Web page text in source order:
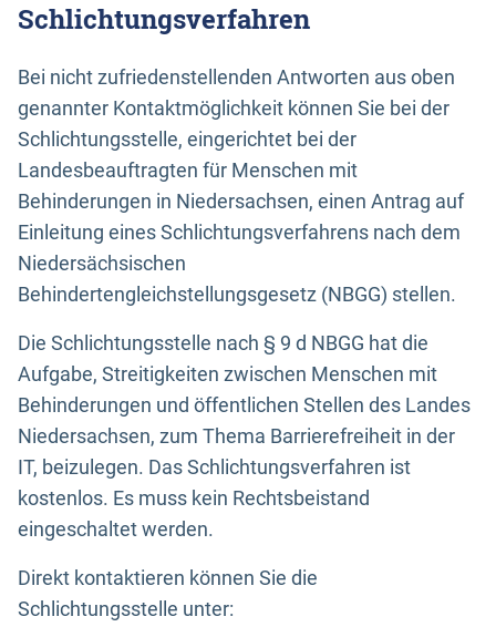
Schlichtungsverfahren
Bei nicht zufriedenstellenden Antworten aus oben
genannter Kontaktmöglichkeit können Sie bei der
Schlichtungsstelle, eingerichtet bei der
Landesbeauftragten für Menschen mit
Behinderungen in Niedersachsen, einen Antrag auf
Einleitung eines Schlichtungsverfahrens nach dem
Niedersächsischen
Behindertengleichstellungsgesetz (NBGG) stellen.
Die Schlichtungsstelle nach § 9 d NBGG hat die
Aufgabe, Streitigkeiten zwischen Menschen mit
Behinderungen und öffentlichen Stellen des Landes
Niedersachsen, zum Thema Barrierefreiheit in der
IT, beizulegen. Das Schlichtungsverfahren ist
kostenlos. Es muss kein Rechtsbeistand
eingeschaltet werden.
Direkt kontaktieren können Sie die
Schlichtungsstelle unter: